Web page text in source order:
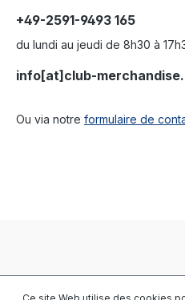
+49-2591-9493 165
du lundi au jeudi de 8h30 à
info[at]club-
Ou via notre formulaire de